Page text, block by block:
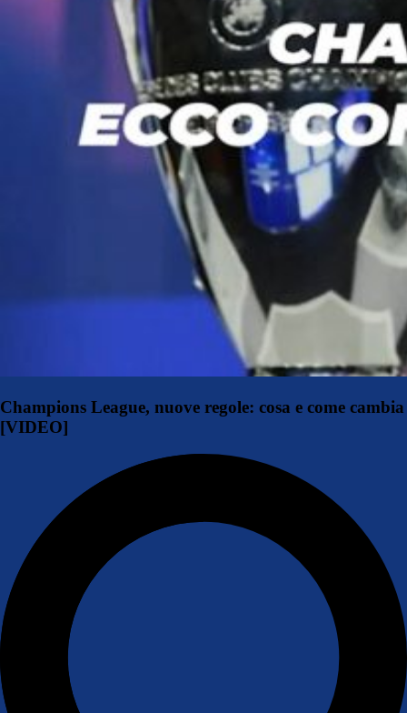
Champions League, nuove regole: cosa e come cambia
[VIDEO]